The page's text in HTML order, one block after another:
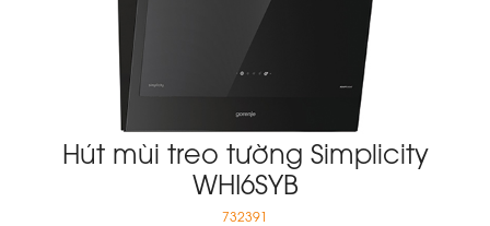
Hút mùi treo tường Simplicity
WHI6SYB
732391